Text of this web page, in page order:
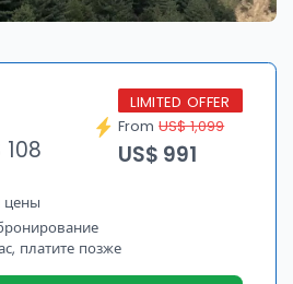
108
LIMITED OFFER
FromUS$ 1,099
US$ 991
цены
платите позже